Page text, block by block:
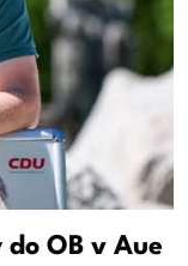
OB v Aue